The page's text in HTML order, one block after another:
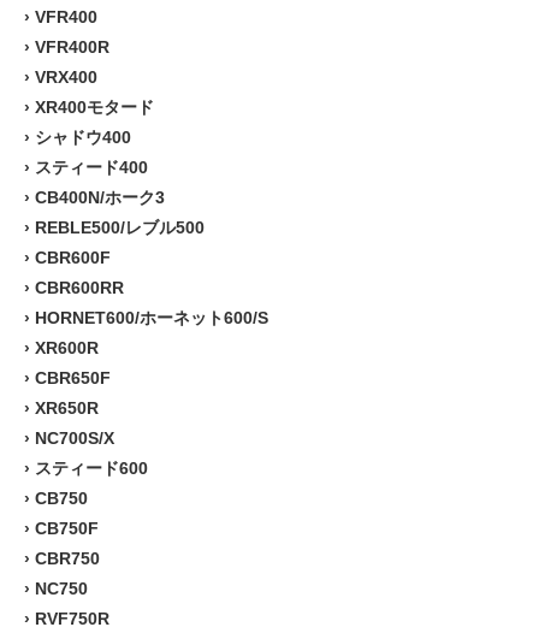
› VFR400
› VFR400R
› VRX400
› XR400モタード
› シャドウ400
› スティード400
› CB400N/ホーク3
› REBLE500/レブル500
› CBR600F
› CBR600RR
› HORNET600/ホーネット600/S
› XR600R
› CBR650F
› XR650R
› NC700S/X
› スティード600
› CB750
› CB750F
› CBR750
› NC750
› RVF750R